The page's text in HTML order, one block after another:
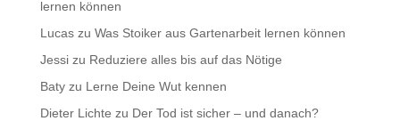
lernen können
Lucaszu Was Stoiker aus Gartenarbeit lernen können
Jessizu Reduziere alles bis auf das Nötige
Batyzu Lerne Deine Wut kennen
Dieter Lichte zu Der Tod ist sicher – und danach?